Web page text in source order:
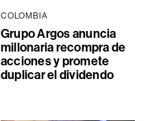
COLOMBIA
Grupo Argos anuncia
millonaria recompra de
acciones y promete
duplicar el dividendo